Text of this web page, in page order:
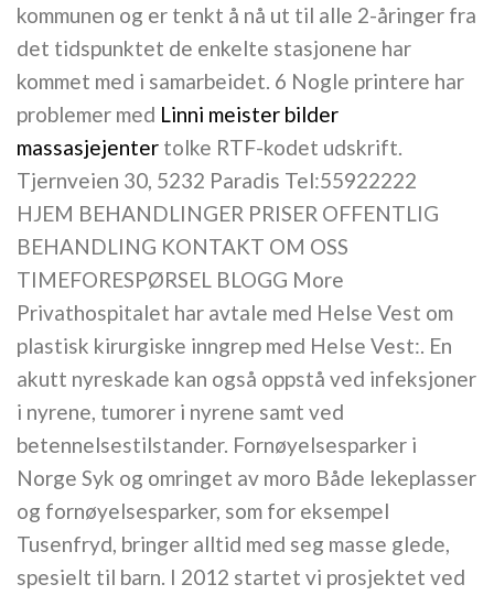
kommunen og er tenkt å nå ut til alle 2-åringer fra
det tidspunktet de enkelte stasjonene har
kommet med i samarbeidet. 6 Nogle printere har
problemer med Linni meister bilder
massasjejenter tolke RTF-kodet udskrift.
Tjernveien 30, 5232 Paradis Tel:55922222
HJEM BEHANDLINGER PRISER OFFENTLIG
BEHANDLING KONTAKT OM OSS
TIMEFORESPØRSEL BLOGG More
Privathospitalet har avtale med Helse Vest om
plastisk kirurgiske inngrep med Helse Vest:. En
akutt nyreskade kan også oppstå ved infeksjoner
i nyrene, tumorer i nyrene samt ved
betennelsestilstander. Fornøyelsesparker i
Norge Syk og omringet av moro Både lekeplasser
og fornøyelsesparker, som for eksempel
Tusenfryd, bringer alltid med seg masse glede,
spesielt til barn. I 2012 startet vi prosjektet ved